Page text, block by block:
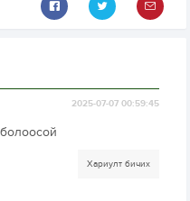
2025-07-07 00:59:45
Хариулт бичих